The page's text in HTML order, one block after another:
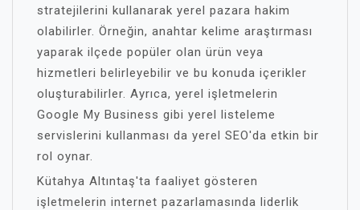
stratejilerini kullanarak yerel pazara hakim
olabilirler. Örneğin, anahtar kelime araştırması
yaparak ilçede popüler olan ürün veya
hizmetleri belirleyebilir ve bu konuda içerikler
oluşturabilirler. Ayrıca, yerel işletmelerin
Google My Business gibi yerel listeleme
servislerini kullanması da yerel SEO'da etkin bir
rol oynar.
Kütahya Altıntaş'ta faaliyet gösteren
işletmelerin internet pazarlamasında liderlik